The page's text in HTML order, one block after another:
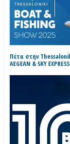
Πέτα στην
AEGEAN & SKY EXPRESS